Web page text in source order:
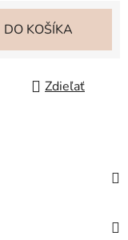
DO KOŠÍKA
Zdieľať